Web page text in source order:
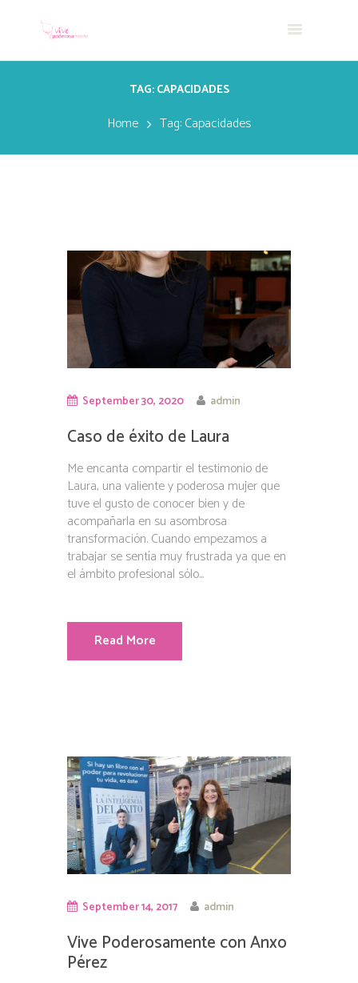
TAG: CAPACIDADES
Home Tag: Capacidades
September 30, 2020 admin
Caso de éxito de Laura
Me encanta compartir el testimonio de
Laura, una valiente y poderosa mujer que
tuve el gusto de conocer bien y de
acompañarla en su asombrosa
transformación. Cuando empezamos a
trabajar se sentía muy frustrada ya que en
el ámbito profesional sólo...
Read More
September 14, 2017 admin
Vive Poderosamente con Anxo
Pérez